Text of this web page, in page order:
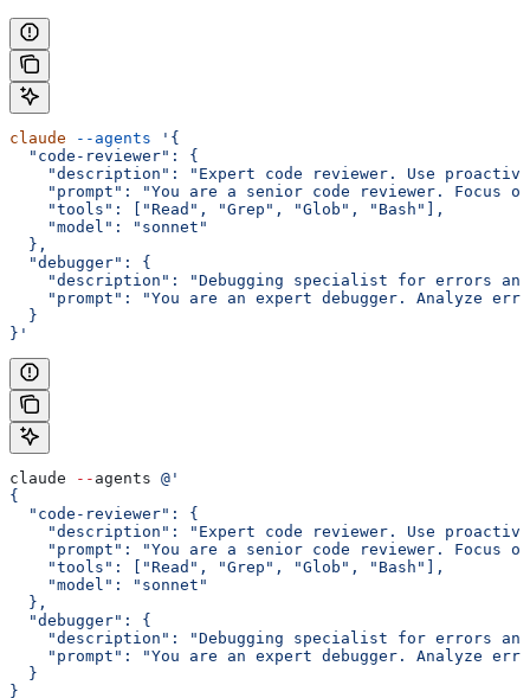
claude --agents '{
  "code-reviewer": {
"description": "Expert code reviewer. Use
"prompt": "You are a senior code reviewer. Focus
    "tools": ["Read", "Grep", "Glob", "Bash"],
    "model": "sonnet"
  },
  "debugger": {
"description": "Debugging specialist for errors
"prompt": "You are an expert debugger. Analyze
  }
}'
claude -- agents @'
{
  "code-reviewer": {
"description": "Expert code reviewer. Use
"prompt": "You are a senior code reviewer. Focus
    "tools": ["Read", "Grep", "Glob", "Bash"],
    "model": "sonnet"
  },
  "debugger": {
"description": "Debugging specialist for errors
"prompt": "You are an expert debugger. Analyze
  }
}